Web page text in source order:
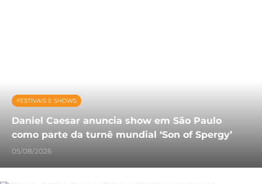
FESTIVAIS E SHOWS
Daniel Caesar anuncia show em São Paulo
como parte da turnê mundial ‘Son of Spergy’
05/08/2026